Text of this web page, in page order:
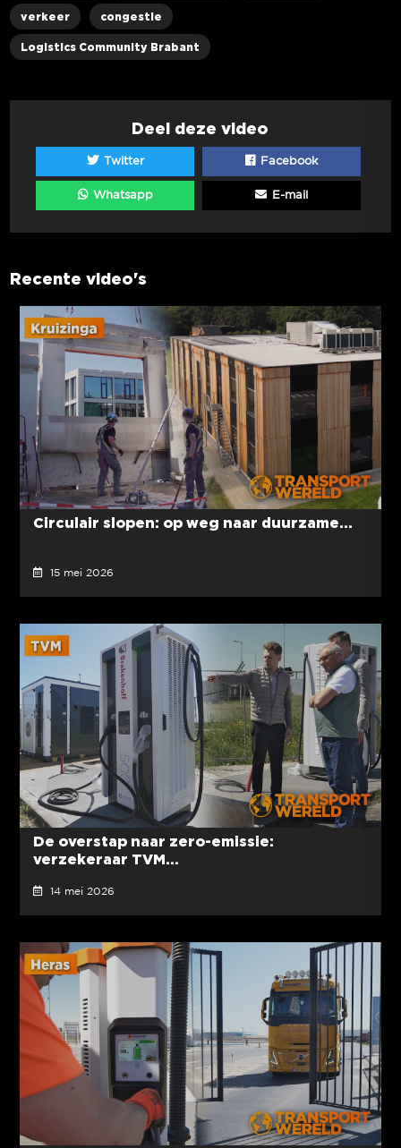
verkeer congestie
Logistics Community Brabant
Deel deze video
Twitter Facebook
Whatsapp E-mail
Recente video's
Circulair slopen: op weg naar duurzame...
15 mei 2026
De overstap naar zero-emissie:
verzekeraar TVM...
14 mei 2026